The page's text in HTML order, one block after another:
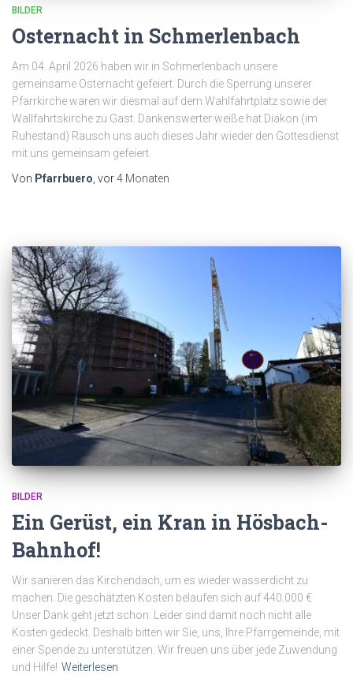
BILDER
Osternacht in Schmerlenbach
Am 04. April 2026 haben wir in Schmerlenbach unsere
gemeinsame Osternacht gefeiert. Durch die Sperrung unserer
Pfarrkirche waren wir diesmal auf dem Wahlfahrtplatz sowie der
Wallfahrtskirche zu Gast. Dankenswerter weiße hat Diakon (im
Ruhestand) Rausch uns auch dieses Jahr wieder den Gottesdienst
mit uns gemeinsam gefeiert.
Von Pfarrbuero , vor4 Monaten
BILDER
Ein Gerüst, ein Kran in Hösbach-
Bahnhof!
Wir sanieren das Kirchendach, um es wieder wasserdicht zu
machen. Die geschätzten Kosten belaufen sich auf 440.000 €
Unser Dank geht jetzt schon: Leider sind damit noch nicht alle
Kosten gedeckt. Deshalb bitten wir Sie, uns, Ihre Pfarrgemeinde, mit
einer Spende zu unterstützen. Wir freuen uns über jede Zuwendung
und Hilfe! Weiterlesen